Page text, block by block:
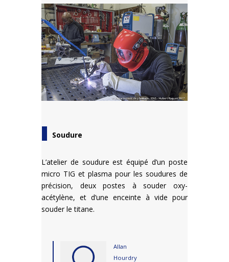
Soudure
L’atelier de soudure est équipé d’un poste
micro TIG et plasma pour les soudures de
précision, deux postes à souder oxy-
acétylène, et d’une enceinte à vide pour
souder le titane.
Allan
Hourdry